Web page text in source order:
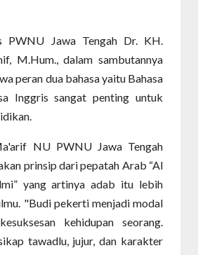
PWNU Jawa Tengah Dr. KH.
M.Hum., dalam sambutannya
peran dua bahasa yaitu Bahasa
Inggris sangat penting untuk
NU PWNU Jawa Tengah
prinsip dari pepatah Arab “Al
yang artinya adab itu lebih
"Budi pekerti menjadi modal
kehidupan seorang.
tawadlu, jujur, dan karakter